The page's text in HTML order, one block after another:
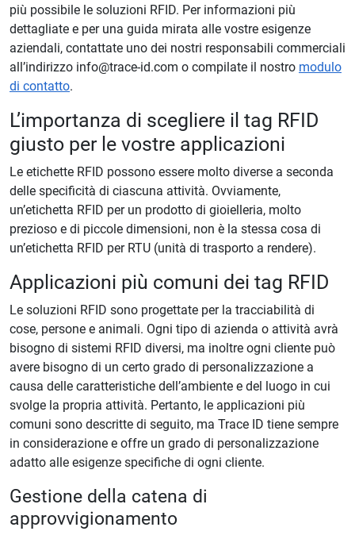
più possibile le soluzioni RFID. Per informazioni più
dettagliate e per una guida mirata alle vostre esigenze
aziendali, contattate uno dei nostri responsabili commerciali
all’indirizzo info@trace-id.com o compilate il nostro modulo
di contatto.
L’importanza di scegliere il tag RFID
giusto per le vostre applicazioni
Le etichette RFID possono essere molto diverse a seconda
delle specificità di ciascuna attività. Ovviamente,
un’etichetta RFID per un prodotto di gioielleria, molto
prezioso e di piccole dimensioni, non è la stessa cosa di
un’etichetta RFID per RTU (unità di trasporto a rendere).
Applicazioni più comuni dei tag RFID
Le soluzioni RFID sono progettate per la tracciabilità di
cose, persone e animali. Ogni tipo di azienda o attività avrà
bisogno di sistemi RFID diversi, ma inoltre ogni cliente può
avere bisogno di un certo grado di personalizzazione a
causa delle caratteristiche dell’ambiente e del luogo in cui
svolge la propria attività. Pertanto, le applicazioni più
comuni sono descritte di seguito, ma Trace ID tiene sempre
in considerazione e offre un grado di personalizzazione
adatto alle esigenze specifiche di ogni cliente.
Gestione della catena di
approvvigionamento